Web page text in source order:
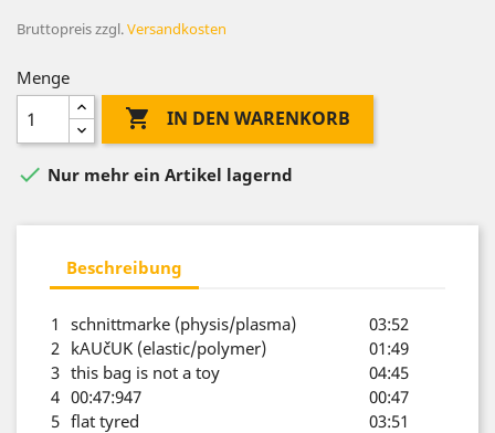
Bruttopreiszzgl.Versandkosten
Menge
 IN DEN WARENKORB
 Nur mehr ein Artikel lagernd
Beschreibung
1 schnittmarke (physis/plasma)
03:52
2 kAUčUK (elastic/polymer)
01:49
3 this bag is not a toy
04:45
4 00:47:947
00:47
5 flat tyred
03:51